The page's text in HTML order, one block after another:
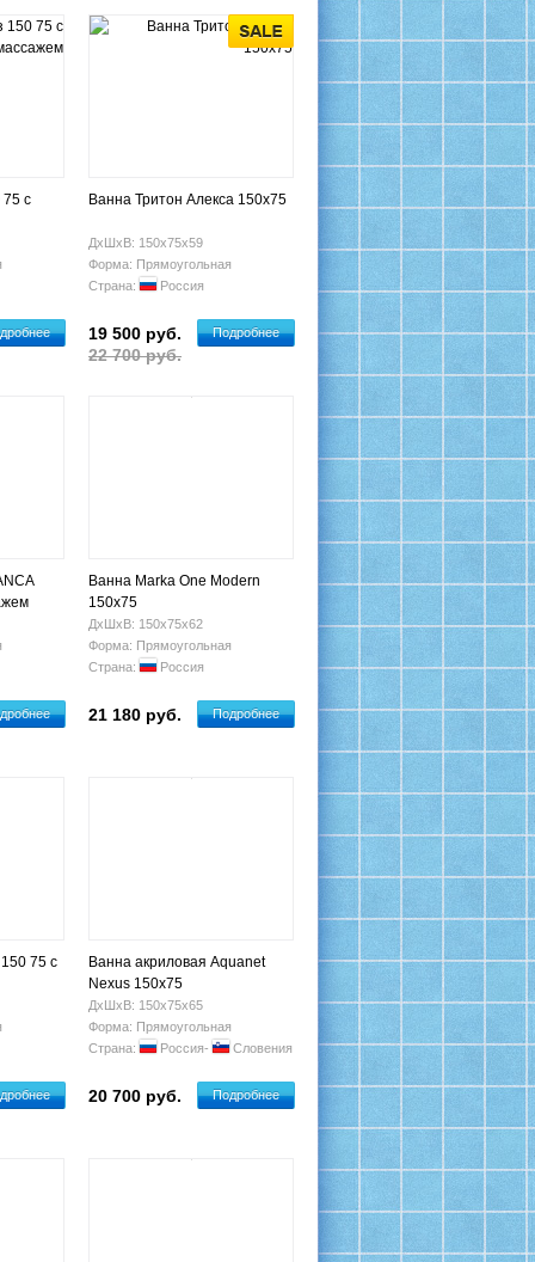
75 с
Ванна Тритон Алекса 150х75
ДхШхВ: 150х75х59
Форма: Прямоугольная
Страна:
Россия
19 500 руб.
22 700 руб.
Подробнее
Ванна Marka One Modern
150x75
ДхШхВ: 150х75х62
Форма: Прямоугольная
Страна:
Россия
21 180 руб. Подробнее
75 с
Ванна акриловая Aquanet
Nexus 150x75
ДхШхВ: 150х75х65
Форма: Прямоугольная
Страна:
Россия- Словения
20 700 руб. Подробнее